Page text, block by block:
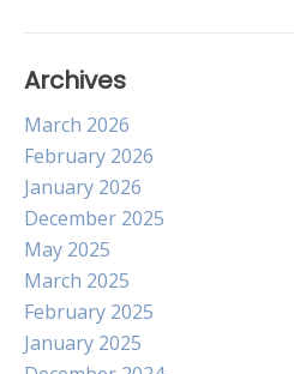
Archives
March 2026
February 2026
January 2026
December 2025
May 2025
March 2025
February 2025
January 2025